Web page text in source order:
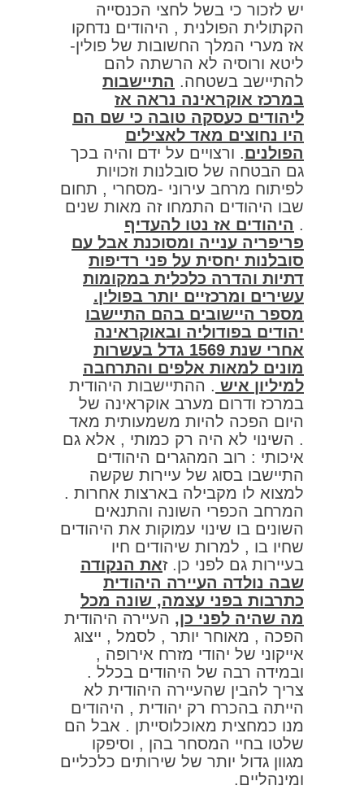
יש לזכור כי בשל לחצי הכנסייה
הקתולית הפולנית , היהודים נדחקו
אז מערי המלך החשובות של פולין-
ליטא ורוסיה לא הרשתה להם
להתיישב בשטחה. התיישבות
במרכז אוקראינה נראה אז
ליהודים כעסקה טובה כי שם הם
היו נחוצים מאד לאצילים
הפולנים. ורצויים על ידם והיה בכך
גם הבטחה של סובלנות וזכויות
לפיתוח מרחב עירוני -מסחרי , תחום
שבו היהודים התמחו זה מאות שנים
. היהודים אז נטו להעדיף
פריפריה ענייה ומסוכנת אבל עם
סובלנות יחסית על פני רדיפות
דתיות והדרה כלכלית במקומות
עשירים ומרכזיים יותר בפולין.
מספר היישובים בהם התיישבו
יהודים בפודוליה ובאוקראינה
אחרי שנת 1569 גדל בעשרות
מונים למאות אלפים והתרחבה
למיליון איש . ההתיישבות היהודית
במרכז ודרום מערב אוקראינה של
היום הפכה להיות משמעותית מאד
. השינוי לא היה רק כמותי , אלא גם
איכותי : רוב המהגרים היהודים
התיישבו בסוג של עיירות שקשה
למצוא לו מקבילה בארצות אחרות .
המרחב הכפרי השונה והתנאים
השונים בו שינוי עמוקות את היהודים
שחיו בו , למרות שיהודים חיו
בעיירות גם לפני כן. זאת הנקודה
שבה נולדה העיירה היהודית
כתרבות בפני עצמה, שונה מכל
מה שהיה לפני כן, העיירה היהודית
הפכה , מאוחר יותר , לסמל , ייצוג
אייקוני של יהודי מזרח אירופה ,
ובמידה רבה של היהודים בכלל .
צריך להבין שהעיירה היהודית לא
הייתה בהכרח רק יהודית , היהודים
מנו כמחצית מאוכלוסייתן . אבל הם
שלטו בחיי המסחר בהן , וסיפקו
מגוון גדול יותר של שירותים כלכליים
ומינהליים.